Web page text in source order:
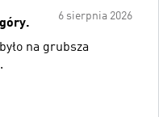
6 sierpnia 2026
na grubsza